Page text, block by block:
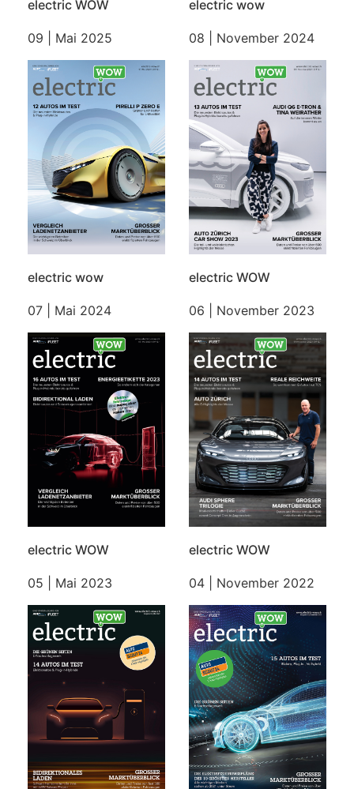
electric WOW
09 | Mai 2025
electric wow
08 | November 2024
electric wow
07 | Mai 2024
electric WOW
06 | November 2023
electric WOW
05 | Mai 2023
electric WOW
04 | November 2022